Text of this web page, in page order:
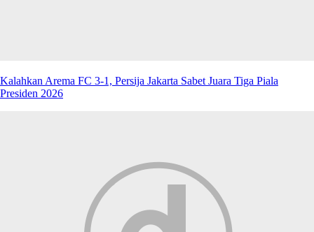
Kalahkan Arema FC 3-1, Persija Jakarta Sabet Juara Tiga Piala
Presiden 2026